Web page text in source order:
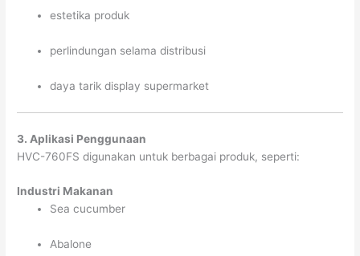
estetika produk
perlindungan selama distribusi
daya tarik display supermarket
3. Aplikasi Penggunaan
HVC-760FS digunakan untuk berbagai produk, seperti:
Industri Makanan
Sea cucumber
Abalone